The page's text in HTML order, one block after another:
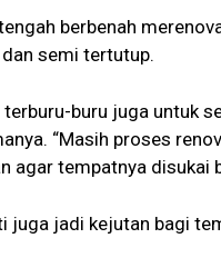
berbenah
semi tertutup.
buru juga untuk
“Masih proses
agar tempatnya disukai
juga jadi kejutan bagi